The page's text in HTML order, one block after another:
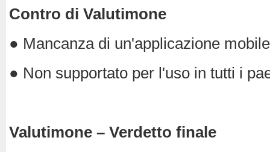
Contro di Valutimone
● Mancanza di un'applicazione
● Non supportato per l'uso in tutti i
Valutimone – Verdetto finale